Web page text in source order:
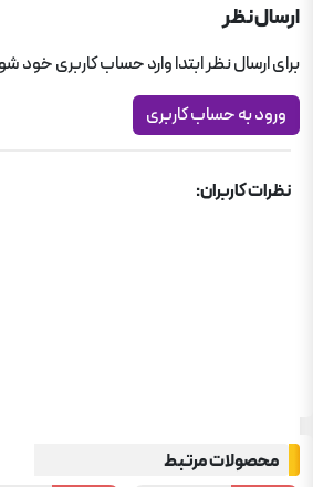
ارسال نظر
برای ارسال نظر ابتدا وارد حساب کاربری خود
ورود به حساب کاربری
نظرات کاربران:
محصولات مرتبط